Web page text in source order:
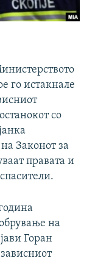
го истакнале
со
Законот за
правата и
на
Горан